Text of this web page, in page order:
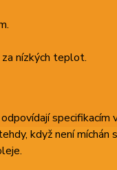
nízkých teplot.
specifikacím
když není míchán